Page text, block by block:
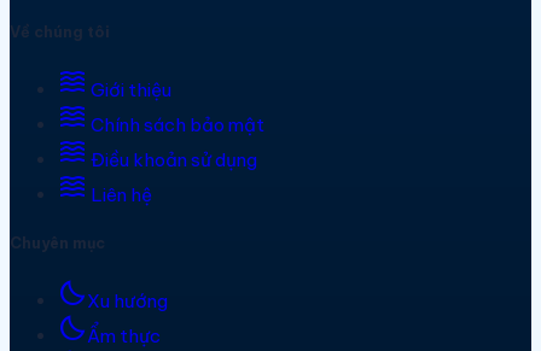
Về chúng tôi
waves Giới thiệu
waves Chính sách bảo mật
waves Điều khoản sử dụng
waves Liên hệ
Chuyên mục
bedtimeXu hướng
bedtimeẨm thực